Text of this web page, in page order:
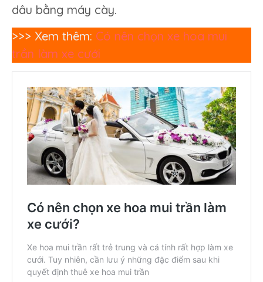
dâu bằng máy cày.
>>> Xem thêm: Có nên chọn xe hoa mui
trần làm xe cưới